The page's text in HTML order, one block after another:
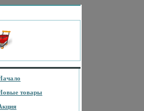
товары